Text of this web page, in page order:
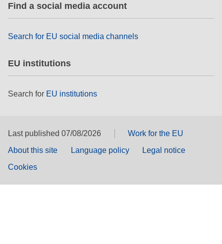
Find a social media account
Search for EU social media channels
EU institutions
Search for EU institutions
Last published 07/08/2026
Work for the EU
About this site
Language policy
Legal notice
Cookies